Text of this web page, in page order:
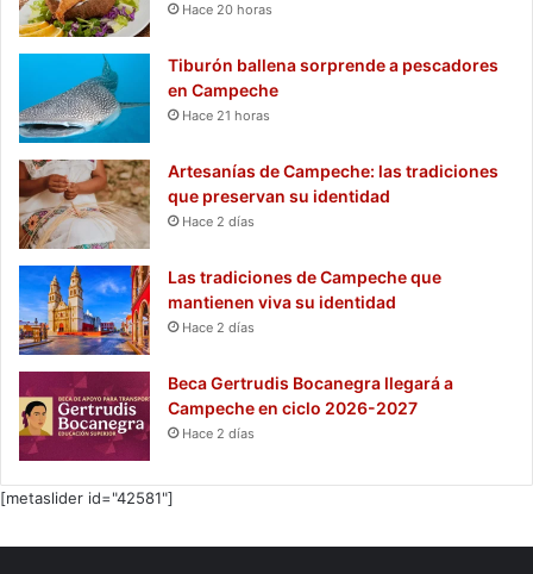
Hace 20 horas
Tiburón ballena sorprende a pescadores
en Campeche
Hace 21 horas
Artesanías de Campeche: las tradiciones
que preservan su identidad
Hace 2 días
Las tradiciones de Campeche que
mantienen viva su identidad
Hace 2 días
Beca Gertrudis Bocanegra llegará a
Campeche en ciclo 2026-2027
Hace 2 días
[metaslider id="42581"]